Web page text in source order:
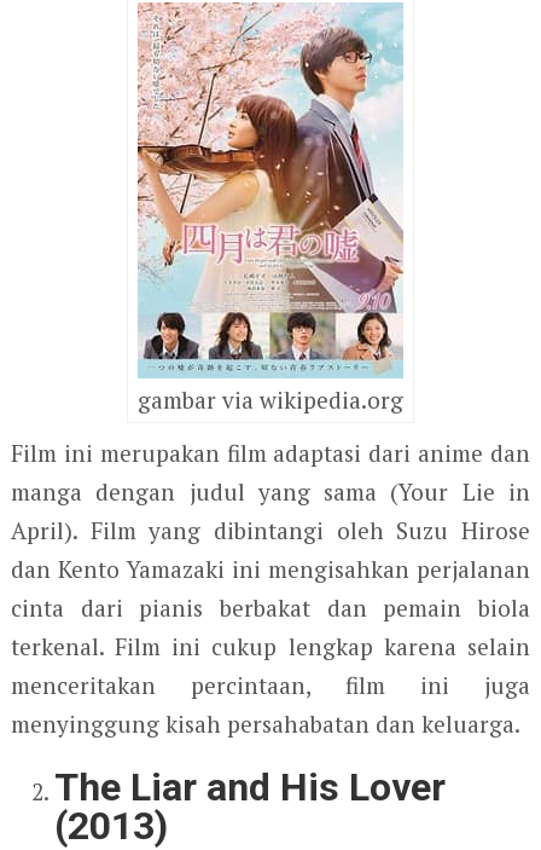
gambar via wikipedia.org
Film ini merupakan film adaptasi dari anime dan
manga dengan judul yang sama (Your Lie in
April). Film yang dibintangi oleh Suzu Hirose
dan Kento Yamazaki ini mengisahkan perjalanan
cinta dari pianis berbakat dan pemain biola
terkenal. Film ini cukup lengkap karena selain
menceritakan percintaan, film ini juga
menyinggung kisah persahabatan dan keluarga.
The Liar and His Lover
(2013)